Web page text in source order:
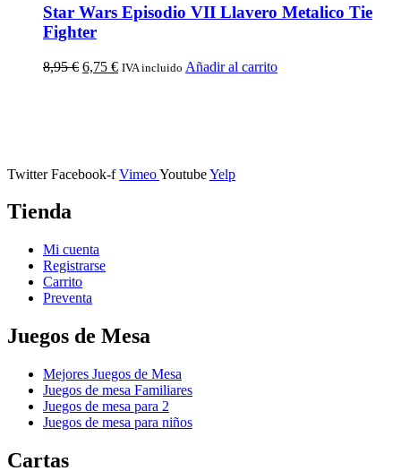
Star Wars Episodio VII Llavero Metalico Tie
Fighter
8,95€ 6,75 € IVA incluido Añadir al carrito
Twitter Facebook-f VimeoYoutubeYelp
Tienda
Mi cuenta
Registrarse
Carrito
Preventa
Juegos de Mesa
Mejores Juegos de Mesa
Juegos de mesa Familiares
Juegos de mesa para 2
Juegos de mesa para niños
Cartas